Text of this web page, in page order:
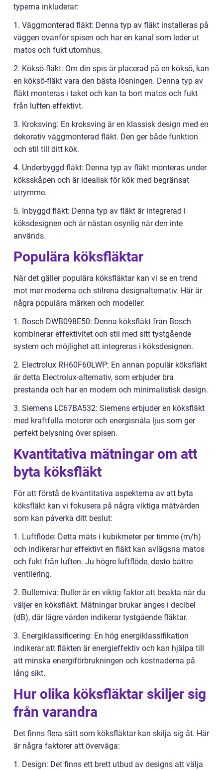
typerna inkluderar:
1. Väggmonterad fläkt: Denna typ av fläkt installeras på
väggen ovanför spisen och har en kanal som leder ut
matos och fukt utomhus.
2. Köksö-fläkt: Om din spis är placerad på en köksö, kan
en köksö-fläkt vara den bästa lösningen. Denna typ av
fläkt monteras i taket och kan ta bort matos och fukt
från luften effektivt.
3. Kroksving: En kroksving är en klassisk design med en
dekorativ väggmonterad fläkt. Den ger både funktion
och stil till ditt kök.
4. Underbyggd fläkt: Denna typ av fläkt monteras under
köksskåpen och är idealisk för kök med begränsat
utrymme.
5. Inbyggd fläkt: Denna typ av fläkt är integrerad i
köksdesignen och är nästan osynlig när den inte
används.
Populära köksfläktar
När det gäller populära köksfläktar kan vi se en trend
mot mer moderna och stilrena designalternativ. Här är
några populära märken och modeller:
1. Bosch DWB098E50: Denna köksfläkt från Bosch
kombinerar effektivitet och stil med sitt tystgående
system och möjlighet att integreras i köksdesignen.
2. Electrolux RH60F60LWP: En annan populär köksfläkt
är detta Electrolux-alternativ, som erbjuder bra
prestanda och har en modern och minimalistisk design.
3. Siemens LC67BA532: Siemens erbjuder en köksfläkt
med kraftfulla motorer och energisnåla ljus som ger
perfekt belysning över spisen.
Kvantitativa mätningar om att
byta köksfläkt
För att förstå de kvantitativa aspekterna av att byta
köksfläkt kan vi fokusera på några viktiga mätvärden
som kan påverka ditt beslut:
1. Luftflöde: Detta mäts i kubikmeter per timme (m/h)
och indikerar hur effektivt en fläkt kan avlägsna matos
och fukt från luften. Ju högre luftflöde, desto bättre
ventilering.
2. Bullernivå: Buller är en viktig faktor att beakta när du
väljer en köksfläkt. Mätningar brukar anges i decibel
(dB), där lägre värden indikerar tystgående fläktar.
3. Energiklassificering: En hög energiklassifikation
indikerar att fläkten är energieffektiv och kan hjälpa till
att minska energiförbrukningen och kostnaderna på
lång sikt.
Hur olika köksfläktar skiljer sig
från varandra
Det finns flera sätt som köksfläktar kan skilja sig åt. Här
är några faktorer att överväga:
1. Design: Det finns ett brett utbud av designs att välja